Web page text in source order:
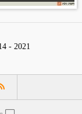
- 2021